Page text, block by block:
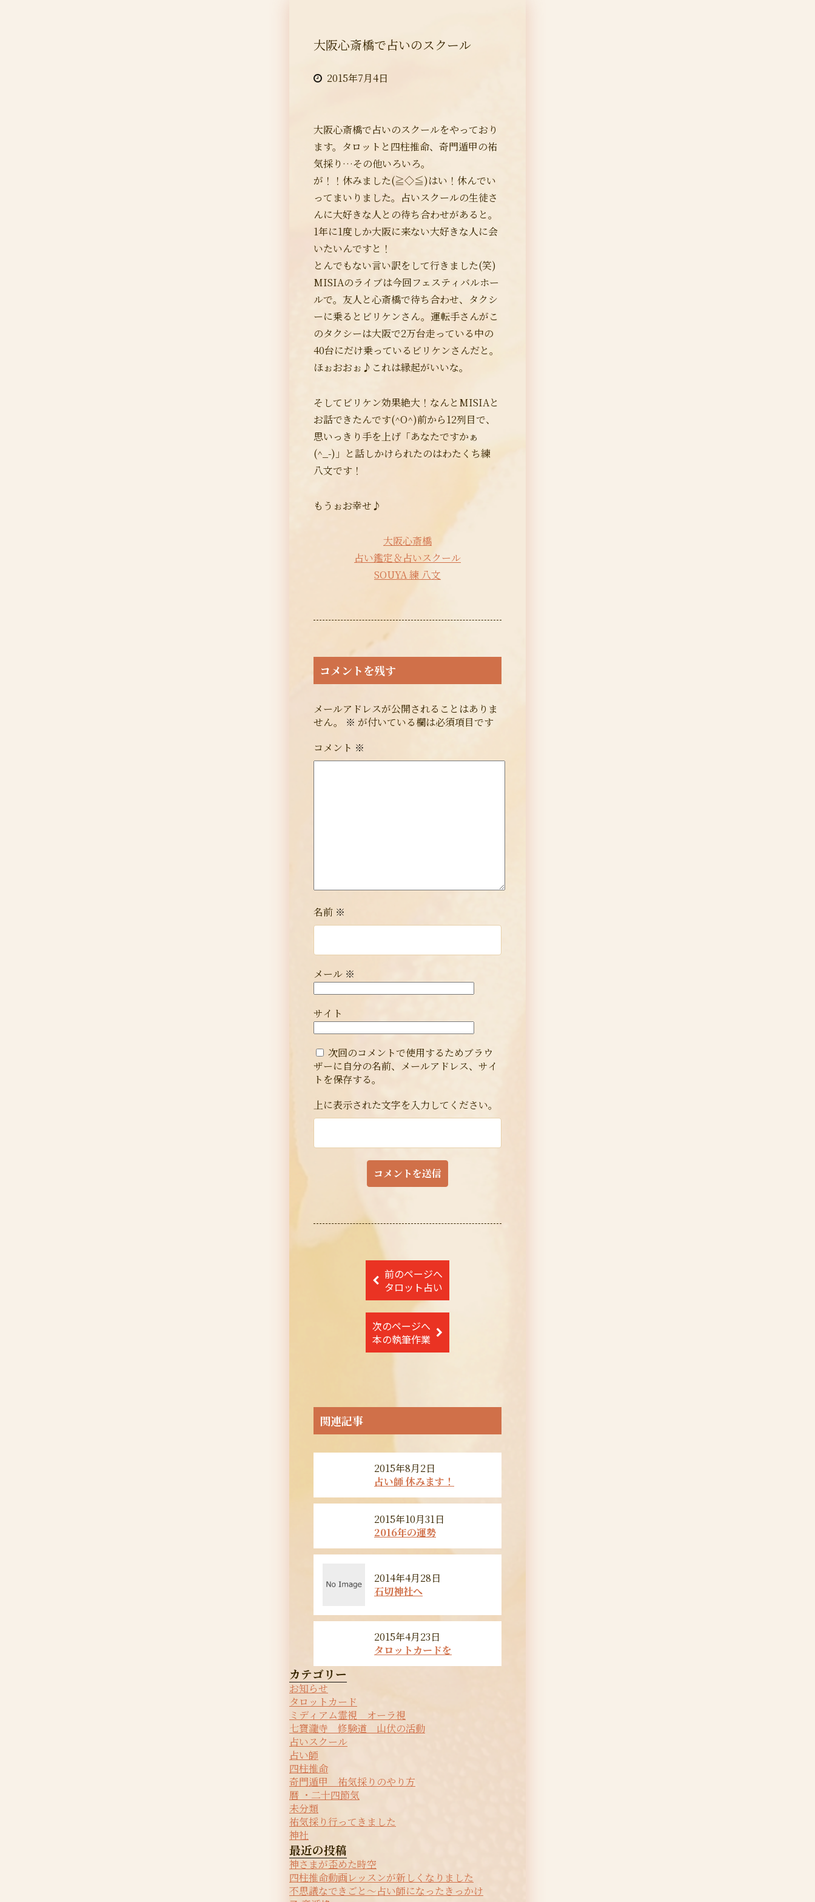
大阪心斎橋で占いのスクール
2015年7月4日
大阪心斎橋で占いのスクールをやっており
ます。タロットと四柱推命、奇門遁甲の祐
気採り…その他いろいろ。
が！！休みました(≧◇≦)はい！休んでい
ってまいりました。占いスクールの生徒さ
んに大好きな人との待ち合わせがあると。
1年に1度しか大阪に来ない大好きな人に会
いたいんですと！
とんでもない言い訳をして行きました(笑)
MISIAのライブは今回フェスティバルホー
ルで。友人と心斎橋で待ち合わせ、タクシ
ーに乗るとビリケンさん。運転手さんがこ
のタクシーは大阪で2万台走っている中の
40台にだけ乗っているビリケンさんだと。
ほぉおおぉ♪これは縁起がいいな。
そしてビリケン効果絶大！なんとMISIAと
お話できたんです(^O^)前から12列目で、
思いっきり手を上げ「あなたですかぁ
(^_-)」と話しかけられたのはわたくち練
八文です！
もうぉお幸せ♪
大阪心斎橋
占い鑑定＆占いスクール
SOUYA 練 八文
コメントを残す
メールアドレスが公開されることはありま
せん。
※ が付いている欄は必須項目です
コメント ※
名前 ※
メール ※
サイト
次回のコメントで使用するためブラウ
ザーに自分の名前、メールアドレス、サイ
トを保存する。
上に表示された文字を入力してください。
投
稿
ナ
ビ
ゲ
ョ
ン
前のページへ
タロット占い
次のページへ
本の執筆作業
関連記事
2015年8月2日
占い師 休みます！
2015年10月31日
2016年の運勢
2014年4月28日
石切神社へ
2015年4月23日
タロットカードを
カテゴリー
お知らせ
タロットカード
ミディアム霊視 オーラ視
七寶瀧寺 修験道 山伏の活動
占いスクール
占い師
四柱推命
奇門遁甲 祐気採りのやり方
暦 ・二十四節気
未分類
祐気採り行ってきました
神社
最近の投稿
神さまが歪めた時空
四柱推命動画レッスンが新しくなりました
不思議なできごと〜占い師になったきっかけ